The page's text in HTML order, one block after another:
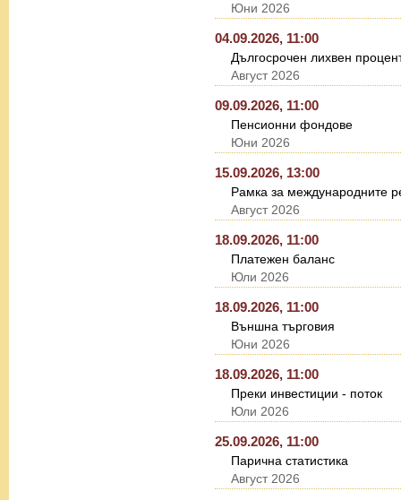
Юни 2026
04.09.2026, 11:00
Дългосрочен лихвен
Август 2026
09.09.2026, 11:00
Пенсионни фондове
Юни 2026
15.09.2026, 13:00
Рамка за международните
Август 2026
18.09.2026, 11:00
Платежен баланс
Юли 2026
18.09.2026, 11:00
Външна търговия
Юни 2026
18.09.2026, 11:00
Преки инвестиции - поток
Юли 2026
25.09.2026, 11:00
Парична статистика
Август 2026